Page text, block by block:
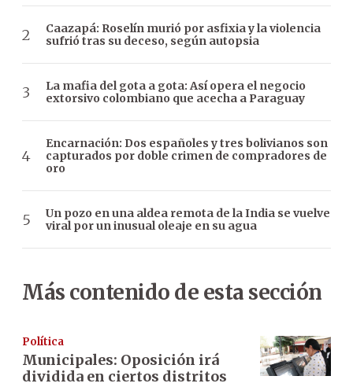
Caazapá: Roselín murió por asfixia y la violencia
sufrió tras su deceso, según autopsia
La mafia del gota a gota: Así opera el negocio
extorsivo colombiano que acecha a Paraguay
Encarnación: Dos españoles y tres bolivianos son
capturados por doble crimen de compradores de
oro
Un pozo en una aldea remota de la India se vuelve
viral por un inusual oleaje en su agua
Más contenido de esta sección
Política
Municipales: Oposición irá
dividida en ciertos distritos